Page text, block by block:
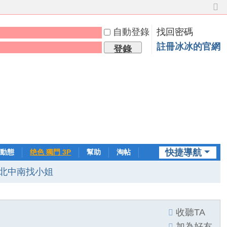
切
窄
版
自動登錄
找回密碼
登錄
註冊冰冰的官網
快捷導航
動態 绝色 獨門 3P 幫助
淘帖
中南找小姐
收聽TA